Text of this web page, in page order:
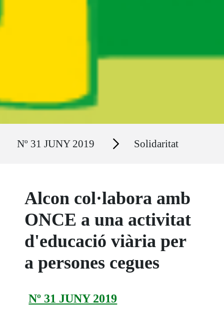
Nº 31 JUNY 2019 Secciones Solidaritat
Alcon col·labora amb
ONCE a una activitat
d'educació viària per
a persones cegues
Nº 31 JUNY 2019